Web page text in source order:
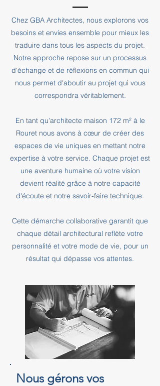
Chez GBA Architectes, nous explorons vos
besoins et envies ensemble pour mieux les
traduire dans tous les aspects du projet.
Notre approche repose sur un processus
d'échange et de réflexions en commun qui
nous permet d'aboutir au projet qui vous
correspondra véritablement.
En tant qu'architecte maison 172 m² à le
Rouret nous avons à cœur de créer des
espaces de vie uniques en mettant notre
expertise à votre service. Chaque projet est
une aventure humaine où votre vision
devient réalité grâce à notre capacité
d'écoute et notre savoir-faire technique.
Cette démarche collaborative garantit que
chaque détail architectural reflète votre
personnalité et votre mode de vie, pour un
résultat qui dépasse vos attentes.
Nous gérons vos